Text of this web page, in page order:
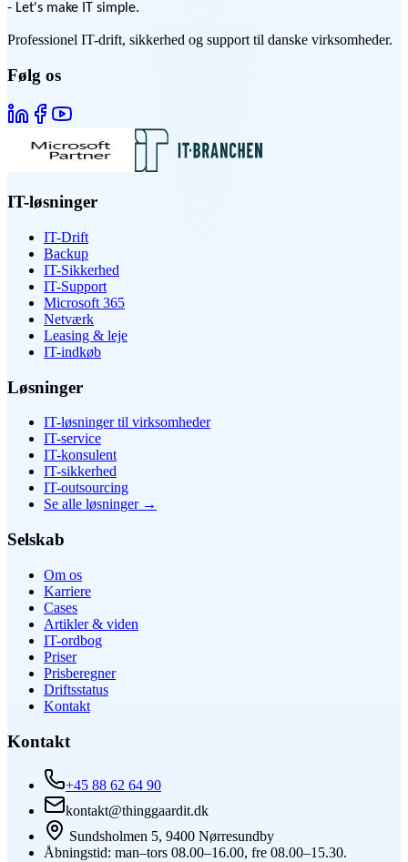
- Let's make IT simple.
Professionel IT-drift, sikkerhed og support til danske virksomheder.
Følg os
IT-løsninger
IT-Drift
Backup
IT-Sikkerhed
IT-Support
Microsoft 365
Netværk
Leasing & leje
IT-indkøb
Løsninger
IT-løsninger til virksomheder
IT-service
IT-konsulent
IT-sikkerhed
IT-outsourcing
Se alle løsninger→
Selskab
Om os
Karriere
Cases
Artikler & viden
IT-ordbog
Priser
Prisberegner
Driftsstatus
Kontakt
Kontakt
+45 88 62 64 90
kontakt@thinggaardit.dk
Sundsholmen 5, 9400 Nørresundby
Åbningstid: man–tors 08.00–16.00, fre 08.00–15.30.